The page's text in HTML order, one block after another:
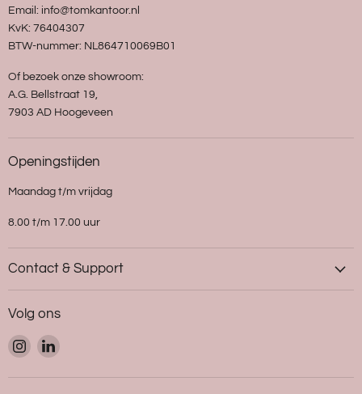
Email: info@tomkantoor.nl
KvK: 76404307
BTW-nummer: NL864710069B01
Of bezoek onze showroom:
A.G. Bellstraat 19,
7903 AD Hoogeveen
Openingstijden
Maandag t/m vrijdag
8.00 t/m 17.00 uur
Contact & Support
Volg ons
Vind
ons
op
Vind
op